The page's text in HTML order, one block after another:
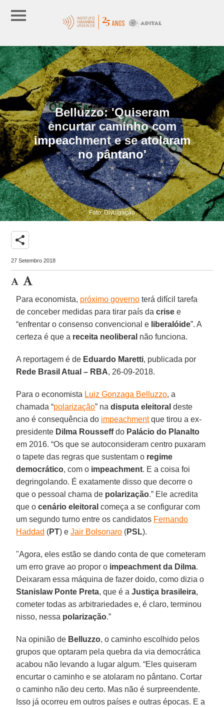
Belluzzo: 'Quiseram
encurtar caminho com
impeachment e se atolaram
no pântano'
Foto: Divulgação
share
27 Setembro 2018
Para economista, próximo governo terá difícil tarefa
de conceber medidas para tirar país dacrise e
“enfrentar o consenso convencional e liberalóide”. A
certeza é que a receita neoliberal não funciona.
A reportagem é de Eduardo Maretti, publicada por
Rede Brasil Atual – RBA, 26-09-2018.
Para o economista Luiz Gonzaga Belluzzo, a
chamada “polarização” na disputa eleitoral deste
ano é consequência do impeachmentque tirou a ex-
presidente Dilma Rousseffdo Palácio do Planalto
em 2016. “Os que se autoconsideram centro puxaram
o tapete das regras que sustentam o regime
democrático, com o impeachment. E a coisa foi
degringolando. É exatamente disso que decorre o
que o pessoal chama de polarização.” Ele acredita
que ocenário eleitoral começa a se configurar com
um segundo turno entre os candidatos Fernando
Haddad (PT) eJair Bolsonaro (PSL).
"Agora, eles estão se dando conta de que cometeram
um erro grave ao propor o impeachment da Dilma.
Deixaram essa máquina de fazer doido, como dizia o
Stanislaw Ponte Preta, que é aJustiça brasileira,
cometer todas as arbitrariedades e, é claro, terminou
nisso, nessa polarização.”
Na opinião de Belluzzo, o caminho escolhido pelos
grupos que optaram pela quebra da via democrática
acabou não levando a lugar algum. “Eles quiseram
encurtar o caminho e se atolaram no pântano. Cortar
o caminho não deu certo. Mas não é surpreendente.
Isso já ocorreu em outros países e outras épocas. E a